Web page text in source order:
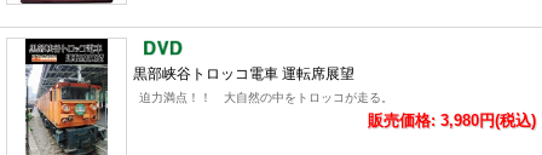
黒部峡谷トロッコ電車 運転席展望
迫力満点！！ 大自然の中をトロッコが走る。
販売価格: 3,980円(税込)